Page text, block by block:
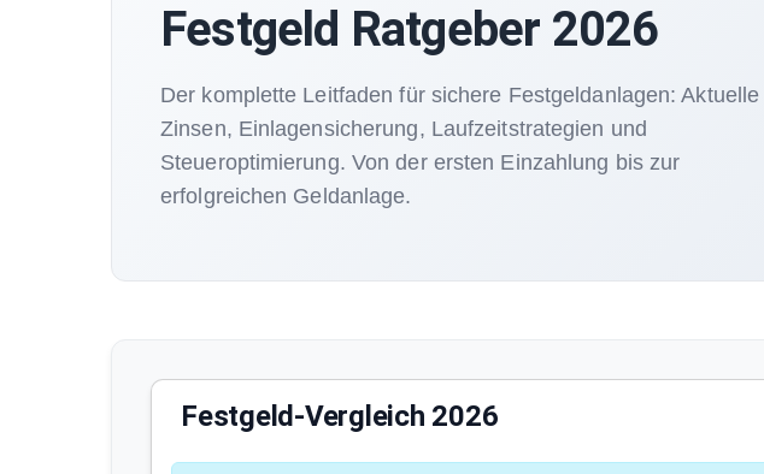
Festgeld Ratgeber 2026
Der komplette Leitfaden für sichere Festgeldanlagen: Aktuelle
Zinsen, Einlagensicherung, Laufzeitstrategien und
Steueroptimierung. Von der ersten Einzahlung bis zur
erfolgreichen Geldanlage.
Festgeld-Vergleich 2026